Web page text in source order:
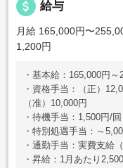
attach_money 給与
月給 165,000円〜
1,200円
・基本給：165,000円～
・資格手当：（正）
（准）10,000円
・待機手当：1,500円/回
・特別処遇手当：～
・通勤手当：実費支給
・昇給：1月あたり